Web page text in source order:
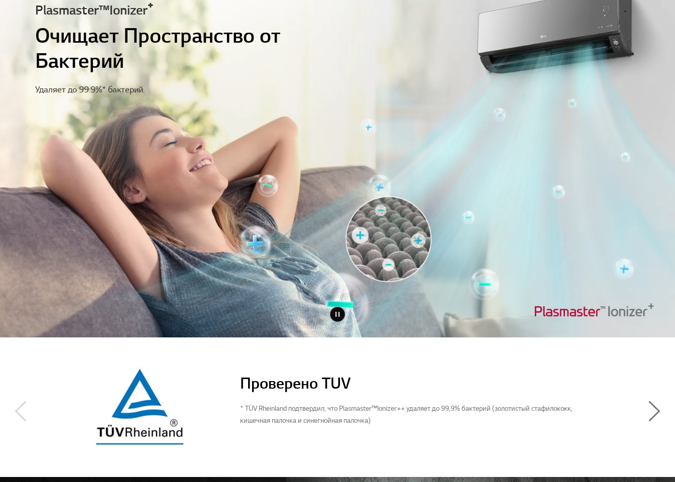
Plasmaster™Ionizer⁺
Очищает Пространство от
Бактерий
Удаляет до 99.9%* бактерий.
Previous
Проверено TUV
* TÜV Rheinland подтвердил, что Plasmaster™Ionizer++ удаляет до 99,9% бактерий (золотистый стафилококк,
кишечная палочка и синегнойная палочка)